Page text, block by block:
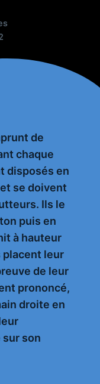
de
chaque
disposés en
se doivent
Ils le
puis en
à hauteur
placent leur
de leur
prononcé,
droite en
sur son